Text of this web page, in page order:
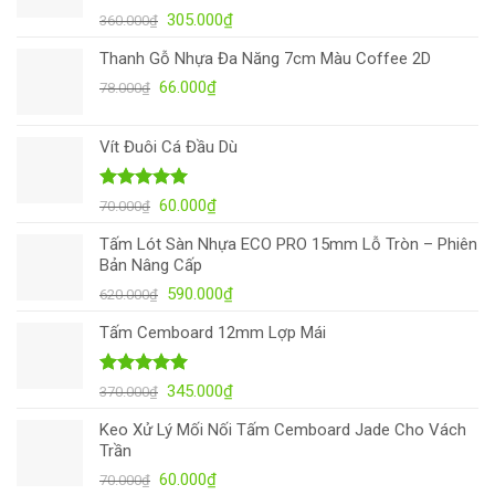
Được xếp
5 sao
360.000₫ Giá
là:
360.000₫.
305.000₫Giá
tại
Thanh Gỗ Nhựa Đa Năng 7cm Màu Coffee 2D
78.000₫ Giá
78.000₫.
66.000₫Giá
là:
Vít Đuôi Cá Đầu Dù
Được xếp
5 sao
70.000₫ Giá
là:
70.000₫.
60.000₫Giá
tại
60.000₫.
Tấm Lót Sàn Nhựa ECO PRO 15mm Lỗ Tròn – Phiên
Bản Nâng Cấp
620.000₫ Giá
là:
620.000₫.
590.000₫Giá
tại
590.000₫.
Tấm Cemboard 12mm Lợp Mái
Được xếp
5 sao
370.000₫ Giá
là:
345.000₫Giá
tại
Keo Xử Lý Mối Nối Tấm Cemboard Jade Cho Vách
Trần
70.000₫ Giá
60.000₫Giá